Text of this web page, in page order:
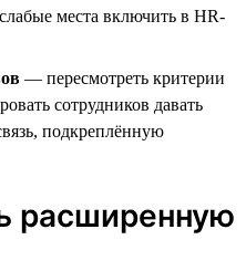
места включить в HR-
— пересмотреть критерии
сотрудников давать
подкреплённую
расширенную